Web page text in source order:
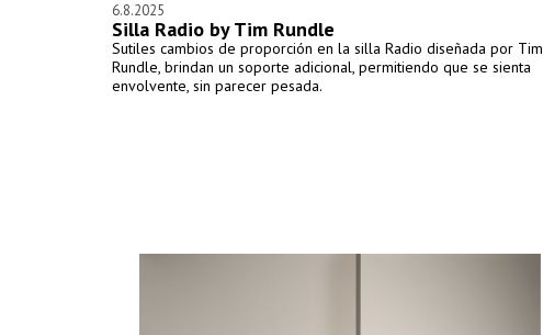
6.8.2025
Silla Radio by Tim Rundle
Sutiles cambios de proporción en la silla Radio diseñada por Tim
Rundle, brindan un soporte adicional, permitiendo que se sienta
envolvente, sin parecer pesada.